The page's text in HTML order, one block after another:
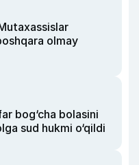
olmay
bog‘cha bolasini
sud hukmi o‘qildi